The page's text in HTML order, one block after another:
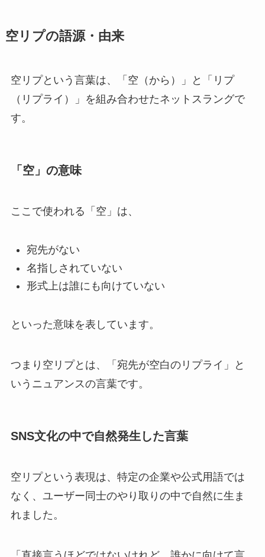
空リプの語源・由来
空リプという言葉は、「空（から）」と「リプ
（リプライ）」を組み合わせたネットスラングで
す。
「空」の意味
ここで使われる「空」は、
宛先がない
名指しされていない
形式上は誰にも向けていない
といった意味を表しています。
つまり空リプとは、「宛先が空白のリプライ」と
いうニュアンスの言葉です。
SNS文化の中で自然発生した言葉
空リプという表現は、特定の企業や公式用語では
なく、ユーザー同士のやり取りの中で自然に生ま
れました。